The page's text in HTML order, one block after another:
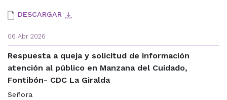
DESCARGAR
06 Abr 2026
Respuesta a queja y solicitud de información
atención al público en Manzana del Cuidado,
Fontibón- CDC La Giralda
Señora